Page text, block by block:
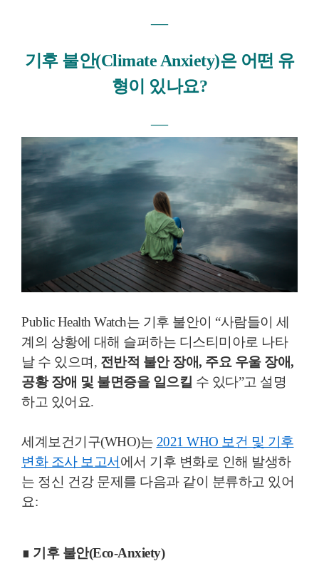
―
기후 불안(Climate Anxiety)은 어떤 유
형이 있나요?
―
Public Health Watch는 기후 불안이 “사람들이 세
계의 상황에 대해 슬퍼하는 디스티미아로 나타
날 수 있으며, 전반적 불안 장애, 주요 우울 장애,
공황 장애 및 불면증을 일으킬 수 있다”고 설명
하고 있어요.
세계보건기구(WHO)는 2021 WHO 보건 및 기후
변화 조사 보고서 에서 기후 변화로 인해 발생하
는 정신 건강 문제를 다음과 같이 분류하고 있어
요:
∎ 기후 불안(Eco-Anxiety)